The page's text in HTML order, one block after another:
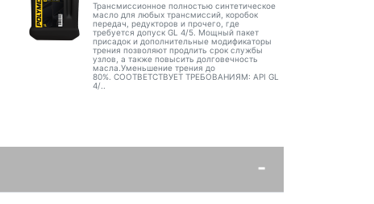
Трансмиссионное полностью синтетическое
масло для любых трансмиссий, коробок
передач, редукторов и прочего, где
требуется допуск GL 4/5. Мощный пакет
присадок и дополнительные модификаторы
трения позволяют продлить срок службы
узлов, а также повысить долговечность
масла.Уменьшение трения до
80%. СООТВЕТСТВУЕТ ТРЕБОВАНИЯМ: API GL
4/..